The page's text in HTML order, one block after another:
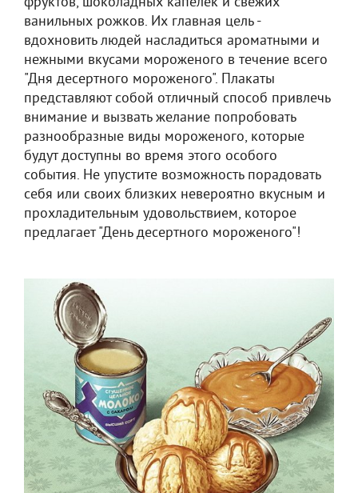
ванильных рожков. Их главная цель -
вдохновить людей насладиться ароматными и
нежными вкусами мороженого в течение всего
"Дня десертного мороженого". Плакаты
представляют собой отличный способ привлечь
внимание и вызвать желание попробовать
разнообразные виды мороженого, которые
будут доступны во время этого особого
события. Не упустите возможность порадовать
себя или своих близких невероятно вкусным и
прохладительным удовольствием, которое
предлагает "День десертного мороженого"!